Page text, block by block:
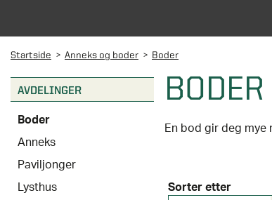
Startside Anneks og boder Boder
AVDELINGER
Boder
Anneks
Paviljonger
Lysthus
BODER
På vår og høst skal
Sorter etter